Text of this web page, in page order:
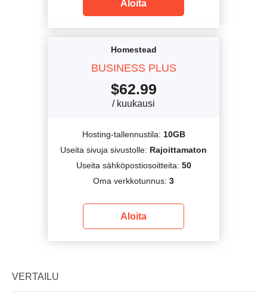
Aloita
Homestead
BUSINESS PLUS
$62.99
/ kuukausi
Hosting-tallennustila: 10GB
Useita sivuja sivustolle: Rajoittamaton
Useita sähköpostiosoitteita: 50
Oma verkkotunnus: 3
Aloita
VERTAILU